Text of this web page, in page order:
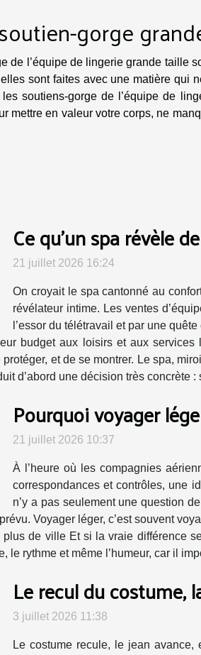
gorge
de l’équipe de lingerie grande taille
sont faites avec une matière qui
soutiens-gorge de l’équipe de
mettre en valeur votre corps, ne
Ce qu’un spa révèle
21 juillet 2026 16:24
On croyait le spa cantonné au
révélateur intime. Les ventes
l’essor du télétravail et par une
budget aux loisirs et aux
et de se montrer. Le spa,
d’abord une décision très
Pourquoi voyager
21 juillet 2026 10:37
À l’heure où les compagnies
correspondances et contrôles, une
n’y a pas seulement une question
Voyager léger, c’est souvent
de ville Et si la vraie différence
le rythme et même l’humeur, car il
Le recul du costume,
3 juillet 2026 11:38
Le costume recule, le jean avance,